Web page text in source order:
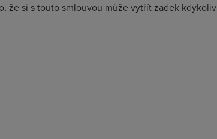
že si s touto smlouvou může vytřít zadek kdykoliv